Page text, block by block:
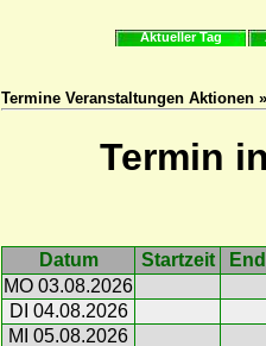
Aktueller Tag
Termine Veranstaltungen Aktionen
Termin
Datum Startzeit
MO 03.08.2026
DI 04.08.2026
MI 05.08.2026